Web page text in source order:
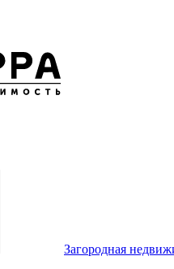
Загородная